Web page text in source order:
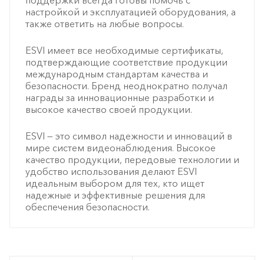
настройкой и эксплуатацией оборудования, а
также ответить на любые вопросы.
ESVI имеет все необходимые сертификаты,
подтверждающие соответствие продукции
международным стандартам качества и
безопасности. Бренд неоднократно получал
награды за инновационные разработки и
высокое качество своей продукции.
ESVI — это символ надежности и инноваций в
мире систем видеонаблюдения. Высокое
качество продукции, передовые технологии и
удобство использования делают ESVI
идеальным выбором для тех, кто ищет
надежные и эффективные решения для
обеспечения безопасности.